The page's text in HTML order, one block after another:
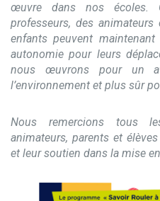
œuvre dans nos écoles.
professeurs, des
enfants peuvent
autonomie pour leurs
nous œuvrons pour un
l’environnement et plus sûr
Nous remercions tous
animateurs, parents et
et leur soutien dans la mise